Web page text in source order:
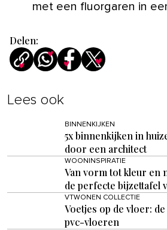
met een fluorgaren in
Delen:
Lees ook
BINNENKIJKEN
5x binnenkijken in
door een architect
WOONINSPIRATIE
Van vorm tot kleur en
de perfecte bijzettafel
VTWONEN COLLECTIE
Voetjes op de vloer:
pvc-vloeren